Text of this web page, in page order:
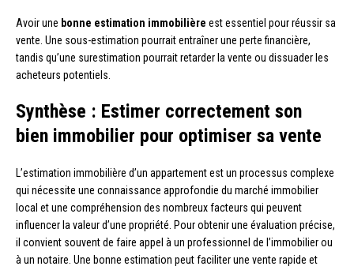
Avoir une bonne estimation immobilière est essentiel pour réussir sa
vente. Une sous-estimation pourrait entraîner une perte financière,
tandis qu’une surestimation pourrait retarder la vente ou dissuader les
acheteurs potentiels.
Synthèse : Estimer correctement son
bien immobilier pour optimiser sa vente
L’estimation immobilière d’un appartement est un processus complexe
qui nécessite une connaissance approfondie du marché immobilier
local et une compréhension des nombreux facteurs qui peuvent
influencer la valeur d’une propriété. Pour obtenir une évaluation précise,
il convient souvent de faire appel à un professionnel de l’immobilier ou
à un notaire. Une bonne estimation peut faciliter une vente rapide et